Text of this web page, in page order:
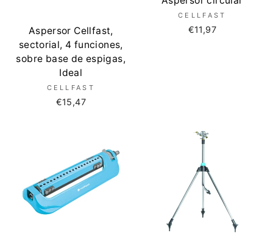
Aspersor Cellfast,
sectorial, 4 funciones,
sobre base de espigas,
Ideal
CELLFAST
€15,47
CELLFAST
€11,97